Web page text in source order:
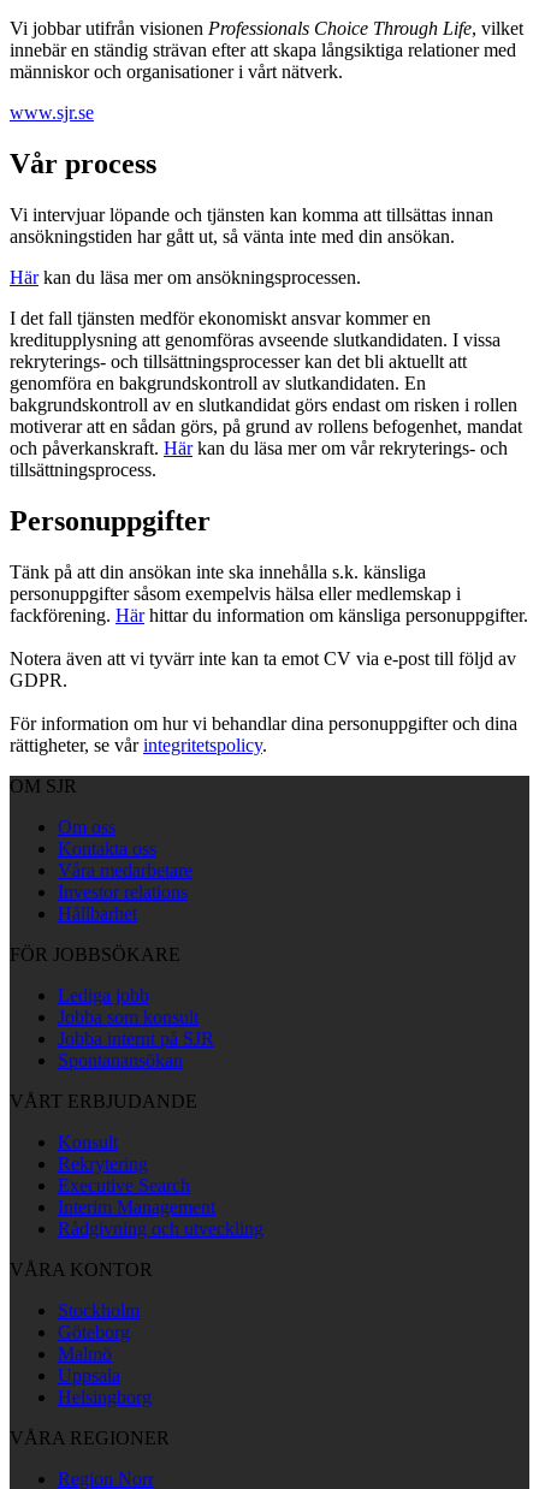
Vi jobbar utifrån visionen Professionals Choice Through Life, vilket
innebär en ständig strävan efter att skapa långsiktiga relationer med
människor och organisationer i vårt nätverk.
www.sjr.se
Vår process
Vi intervjuar löpande och tjänsten kan komma att tillsättas innan
ansökningstiden har gått ut, så vänta inte med din ansökan.
Härkan du läsa mer om ansökningsprocessen.
I det fall tjänsten medför ekonomiskt ansvar kommer en
kreditupplysning att genomföras avseende slutkandidaten. I vissa
rekryterings- och tillsättningsprocesser kan det bli aktuellt att
genomföra en bakgrundskontroll av slutkandidaten. En
bakgrundskontroll av en slutkandidat görs endast om risken i rollen
motiverar att en sådan görs, på grund av rollens befogenhet, mandat
och påverkanskraft. Härkan du läsa mer om vår rekryterings- och
tillsättningsprocess.
Personuppgifter
Tänk på att din ansökan inte ska innehålla s.k. känsliga
personuppgifter såsom exempelvis hälsa eller medlemskap i
fackförening. Härhittar du information om känsliga personuppgifter.
Notera även att vi tyvärr inte kan ta emot CV via e-post till följd av
GDPR.
För information om hur vi behandlar dina personuppgifter och dina
rättigheter, se vårintegritetspolicy.
OM SJR
Om oss
Kontakta oss
Våra medarbetare
Investor relations
Hållbarhet
FÖR JOBBSÖKARE
Lediga jobb
Jobba som konsult
Jobba internt på SJR
Spontanansökan
VÅRT ERBJUDANDE
Konsult
Rekrytering
Executive Search
Interim Management
Rådgivning och utveckling
VÅRA KONTOR
Stockholm
Göteborg
Malmö
Uppsala
Helsingborg
VÅRA REGIONER
Region Norr